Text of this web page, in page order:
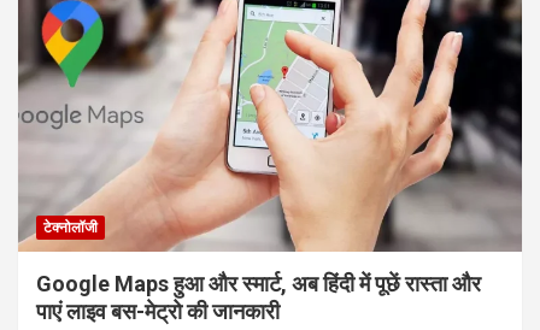
टेक्नोलॉजी
Google Maps हुआ और स्मार्ट, अब हिंदी में पूछें रास्ता और
पाएं लाइव बस-मेट्रो की जानकारी